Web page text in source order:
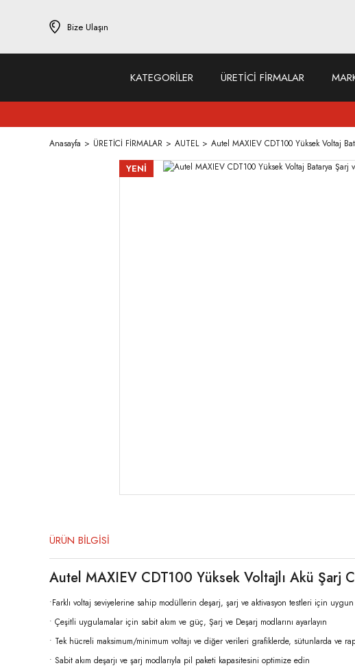
Bize Ulaşın
KATEGORİLER ÜRETİCİ FİRMALAR
Anasayfa ÜRETİCİ FİRMALAR AUTEL Autel MAXIEV CDT100 Yüksek Voltaj
YENİ
ÜRÜN BİLGİSİ
Autel MAXIEV CDT100 Yüksek Voltajlı Akü Şarj
•Farklı voltaj seviyelerine sahip modüllerin deşarj, şarj ve aktivasyon testleri için uygun
• Çeşitli uygulamalar için sabit akım ve güç, Şarj ve Deşarj modlarını ayarlayın
• Tek hücreli maksimum/minimum voltajı ve diğer verileri grafiklerde, sütunlarda ve
• Sabit akım deşarjı ve şarj modlarıyla pil paketi kapasitesini optimize edin